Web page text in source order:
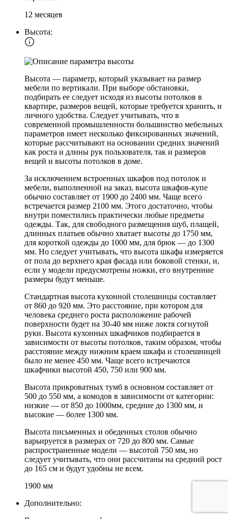
12 месяцев
Высота:
Высота — параметр, который указывает на размер
мебели по вертикали. При выборе обстановки,
подбирать ее следует исходя из высоты потолков в
квартире, размеров вещей, которые требуется хранить, и
личного удобства. Следует учитывать, что в
современной промышленности большинство мебельных
параметров имеет несколько фиксированных значений,
которые рассчитывают на основании средних значений
как роста и длины рук пользователя, так и размеров
вещей и высоты потолков в доме.
За исключением встроенных шкафов под потолок и
мебели, выполненной на заказ, высота шкафов-купе
обычно составляет от 1900 до 2400 мм. Чаще всего
встречается размер 2100 мм. Этого достаточно, чтобы
внутри поместились практически любые предметы
одежды. Так, для свободного размещения шуб, плащей,
длинных платьев обычно хватает высоты до 1750 мм,
для короткой одежды до 1000 мм, для брюк — до 1300
мм. Но следует учитывать, что высота шкафа измеряется
от пола до верхнего края фасада или боковой стенки, и,
если у модели предусмотрены ножки, его внутренние
размеры будут меньше.
Стандартная высота кухонной столешницы составляет
от 860 до 920 мм. Это расстояние, при котором для
человека среднего роста расположение рабочей
поверхности будет на 30-40 мм ниже локтя согнутой
руки. Высота кухонных шкафчиков подбирается в
зависимости от высоты потолков, таким образом, чтобы
расстояние между нижним краем шкафа и столешницей
было не менее 450 мм. Чаще всего встречаются
шкафчики высотой 450, 750 или 900 мм.
Высота прикроватных тумб в основном составляет от
500 до 550 мм, а комодов в зависимости от категории:
низкие — от 850 до 1000мм, средние до 1300 мм, и
высокие — более 1300 мм.
Высота письменных и обеденных столов обычно
варьируется в размерах от 720 до 800 мм. Самые
распространенные модели — высотой 750 мм, но
следует учитывать, что они рассчитаны на средний рост
до 165 см и будут удобны не всем.
1900 мм
Дополнительно: